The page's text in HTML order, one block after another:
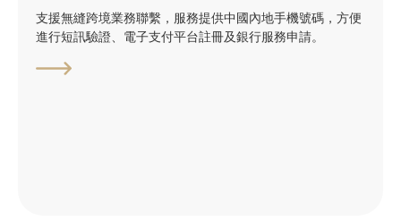
支援無縫跨境業務聯繫，服務提供中國內地手機號碼，方便
進行短訊驗證、電子支付平台註冊及銀行服務申請。